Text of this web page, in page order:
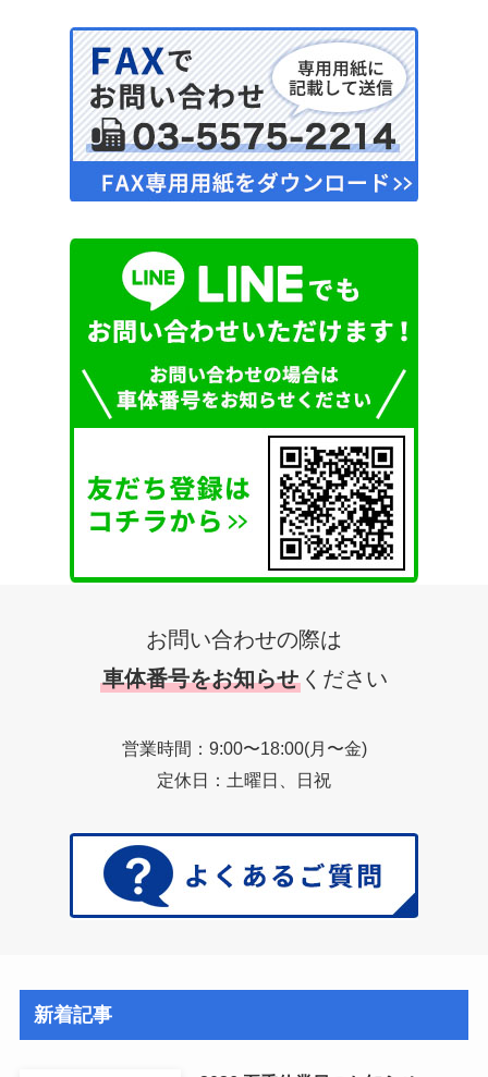
お問い合わせの際は
車体番号をお知らせ ください
営業時間：9:00〜18:00(月〜金)
定休日：土曜日、日祝
新着記事